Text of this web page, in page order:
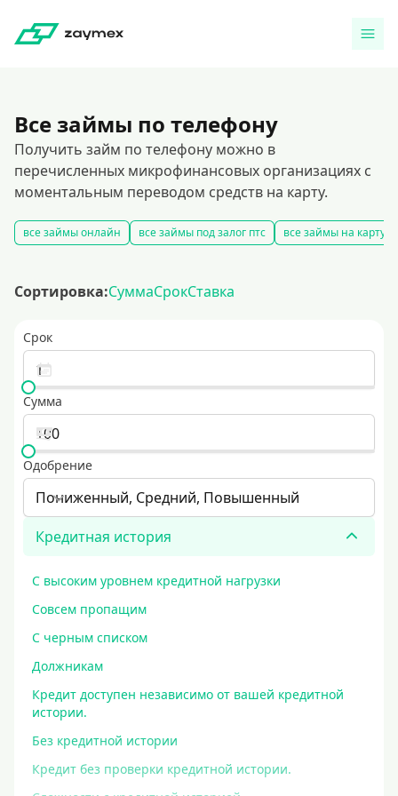
Все займы по телефону
Получить займ по телефону можно в
перечисленных микрофинансовых организациях с
моментальным переводом средств на карту.
все займы онлайн все займы под залог птс все займы на карту
Сортировка:СуммаСрокСтавка
Срок
Сумма
Одобрение
Пониженный, Средний, Повышенный
Кредитная история
С высоким уровнем кредитной нагрузки
Совсем пропащим
С черным списком
Должникам
Кредит доступен независимо от вашей кредитной
истории.
Без кредитной истории
Кредит без проверки кредитной истории.